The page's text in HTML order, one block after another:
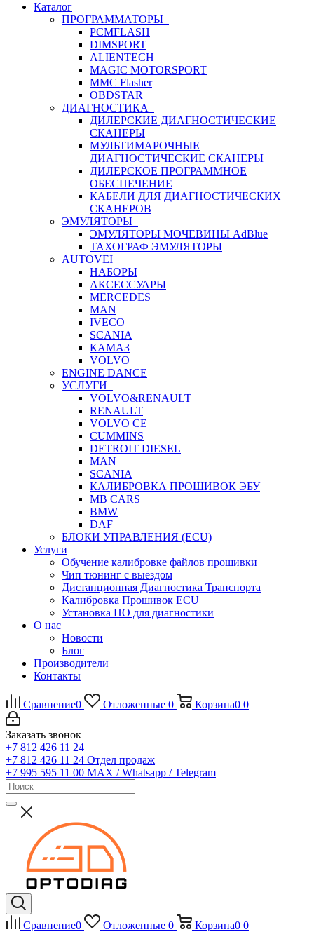
Каталог
ПРОГРАММАТОРЫ
PCMFLASH
DIMSPORT
ALIENTECH
MAGIC MOTORSPORT
MMC Flasher
OBDSTAR
ДИАГНОСТИКА
ДИЛЕРСКИЕ ДИАГНОСТИЧЕСКИЕ
СКАНЕРЫ
МУЛЬТИМАРОЧНЫЕ
ДИАГНОСТИЧЕСКИЕ СКАНЕРЫ
ДИЛЕРСКОЕ ПРОГРАММНОЕ
ОБЕСПЕЧЕНИЕ
КАБЕЛИ ДЛЯ ДИАГНОСТИЧЕСКИХ
СКАНЕРОВ
ЭМУЛЯТОРЫ
ЭМУЛЯТОРЫ МОЧЕВИНЫ АdBlue
ТАХОГРАФ ЭМУЛЯТОРЫ
AUTOVEI
НАБОРЫ
АКСЕССУАРЫ
MERCEDES
MAN
IVECO
SCANIA
КАМАЗ
VOLVO
ENGINE DANCE
УСЛУГИ
VOLVO&RENAULT
RENAULT
VOLVO CE
CUMMINS
DETROIT DIESEL
MAN
SCANIA
КАЛИБРОВКА ПРОШИВОК ЭБУ
MB CARS
BMW
DAF
БЛОКИ УПРАВЛЕНИЯ (ECU)
Услуги
Обучение калибровке файлов прошивки
Чип тюнинг с выездом
Дистанционная Диагностика Транспорта
Калибровка Прошивок ECU
Установка ПО для диагностики
О нас
Новости
Блог
Производители
Контакты
Сравнение0 Отложенные 0 Корзина0 0
Заказать звонок
+7 812 426 11 24
+7 812 426 11 24 Отдел продаж
+7 995 595 11 00 MAX / Whatsapp / Telegram
Сравнение0 Отложенные 0 Корзина0 0